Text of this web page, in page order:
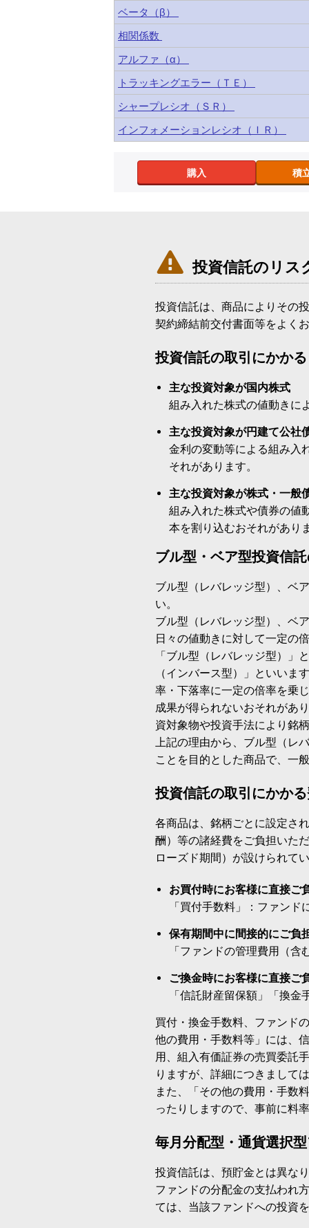
ベータ（β）
相関係数
アルファ（α）
トラッキングエラー（ＴＥ）
シャープレシオ（ＳＲ）
インフォメーションレシオ（ＩＲ）
購入 積
 投資信託のリス
投資信託は、商品によりその
契約締結前交付書面等をよく
投資信託の取引にかか
主な投資対象が国内株式
組み入れた株式の値動きに
主な投資対象が円建て公社
金利の変動等による組み入
それがあります。
主な投資対象が株式・一般
組み入れた株式や債券の値
本を割り込むおそれがあり
ブル型・ベア型投資信
ブル型（レバレッジ型）、ベ
い。
ブル型（レバレッジ型）、ベ
日々の値動きに対して一定の
「ブル型（レバレッジ型）」
（インバース型）」といいま
率・下落率に一定の倍率を乗
成果が得られないおそれがあ
資対象物や投資手法により銘
上記の理由から、ブル型（レ
ことを目的とした商品で、一
投資信託の取引にかか
各商品は、銘柄ごとに設定さ
酬）等の諸経費をご負担いた
ローズド期間）が設けられて
お買付時にお客様に直接ご
「買付手数料」：ファンド
保有期間中に間接的にご負
「ファンドの管理費用（
ご換金時にお客様に直接ご
「信託財産留保額」「換
買付・換金手数料、ファンド
他の費用・手数料等」には、
用、組入有価証券の売買委託
りますが、詳細につきまして
また、「その他の費用・手数
ったりしますので、事前に料
毎月分配型・通貨選択
投資信託は、預貯金とは異な
ファンドの分配金の支払われ
ては、当該ファンドへの投資